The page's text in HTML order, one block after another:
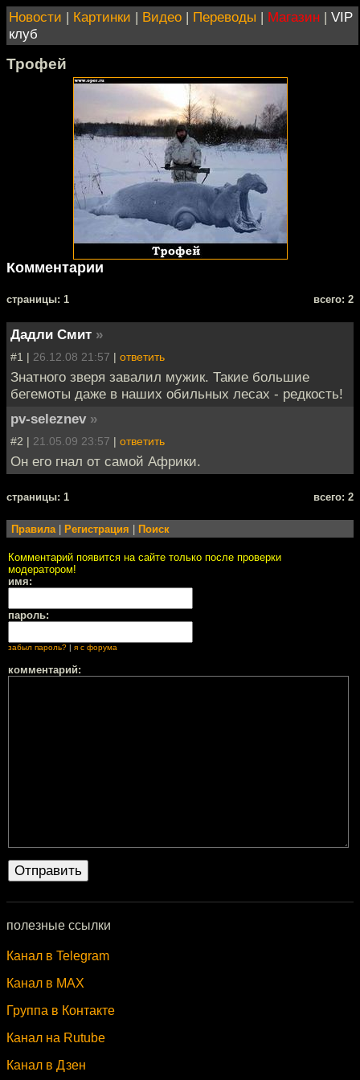
Новости | Картинки | Видео | Переводы | Магазин | VIP
клуб
Трофей
Комментарии
cтраницы: 1 всего: 2
Дадли Смит »
#1 | 26.12.08 21:57 | ответить
Знатного зверя завалил мужик. Такие большие
бегемоты даже в наших обильных лесах - редкость!
pv-seleznev »
#2 | 21.05.09 23:57 | ответить
Он его гнал от самой Африки.
cтраницы: 1 всего: 2
Правила Регистрация Поиск
Комментарий появится на сайте только после проверки
модератором!
имя:
пароль:
забыл пароль? | я с форума
комментарий:
полезные ссылки
Канал в Telegram
Канал в MAX
Группа в Контакте
Канал на Rutube
Канал в Дзен